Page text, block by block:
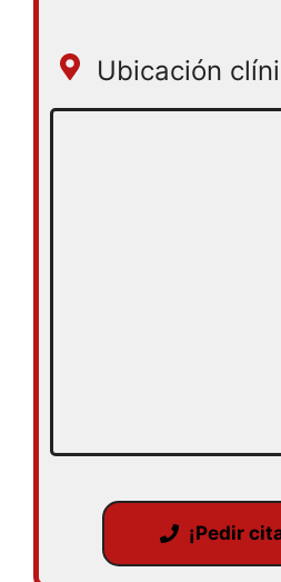
Ubicación
¡Pedir